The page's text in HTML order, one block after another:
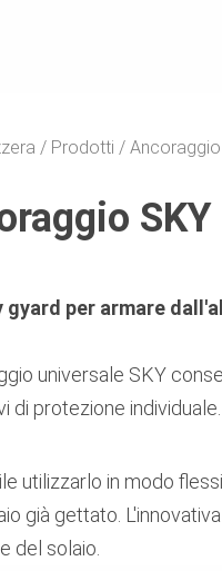
Prodotti
gyard per armare
universale SKY
di protezione individuale.
utilizzarlo in modo
già gettato.
del solaio.